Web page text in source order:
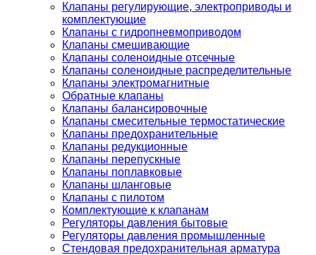
Клапаны регулирующие, электроприводы и
комплектующие
Клапаны с гидропневмоприводом
Клапаны смешивающие
Клапаны соленоидные отсечные
Клапаны соленоидные распределительные
Клапаны электромагнитные
Обратные клапаны
Клапаны балансировочные
Клапаны смесительные термостатические
Клапаны предохранительные
Клапаны редукционные
Клапаны перепускные
Клапаны поплавковые
Клапаны шланговые
Клапаны с пилотом
Комплектующие к клапанам
Регуляторы давления бытовые
Регуляторы давления промышленные
Стендовая предохранительная арматура